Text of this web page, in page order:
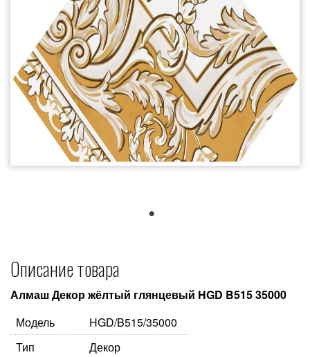
Описание товара
Алмаш Декор жёлтый глянцевый HGD B515 35000
Модель
HGD/B515/35000
Тип
Декор